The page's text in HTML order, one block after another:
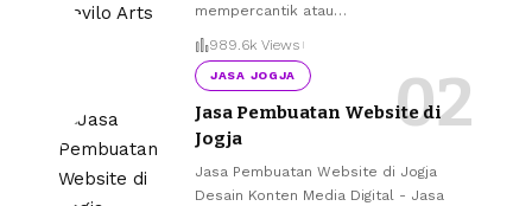
mempercantik atau…
989.6k Views
JASA JOGJA
Jasa Pembuatan Website di
Jogja
Jasa Pembuatan Website di Jogja
Desain Konten Media Digital - Jasa